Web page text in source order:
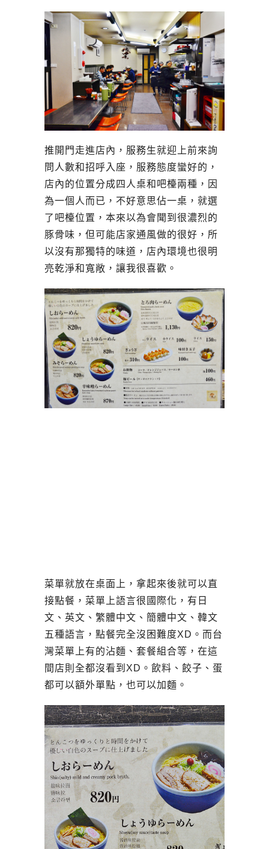
推開門走進店內，服務生就迎上前來詢
問人數和招呼入座，服務態度蠻好的，
店內的位置分成四人桌和吧檯兩種，因
為一個人而已，不好意思佔一桌，就選
了吧檯位置，本來以為會聞到很濃烈的
豚骨味，但可能店家通風做的很好，所
以沒有那獨特的味道，店內環境也很明
亮乾淨和寬敞，讓我很喜歡。
菜單就放在桌面上，拿起來後就可以直
接點餐，菜單上語言很國際化，有日
文、英文、繁體中文、簡體中文、韓文
五種語言，點餐完全沒困難度XD。而台
灣菜單上有的沾麵、套餐組合等，在這
間店則全都沒看到XD。飲料、餃子、蛋
都可以額外單點，也可以加麵。